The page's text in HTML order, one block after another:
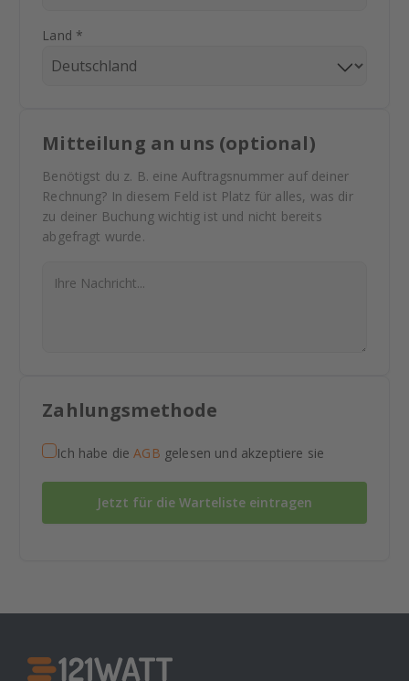
Land *
Mitteilung an uns (optional)
Benötigst du z. B. eine Auftragsnummer auf deiner
Rechnung? In diesem Feld ist Platz für alles, was dir
zu deiner Buchung wichtig ist und nicht bereits
abgefragt wurde.
Zahlungsmethode
Ich habe dieAGB gelesen und akzeptiere sie
Jetzt für die Warteliste eintragen